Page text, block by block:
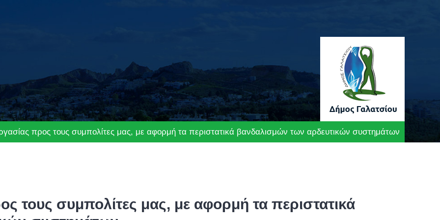
προς τους συμπολίτες μας, με αφορμή τα περιστατικά βανδαλισμών των αρδευτικών συστημάτων
τους συμπολίτες μας, με αφορμή τα περιστατικά